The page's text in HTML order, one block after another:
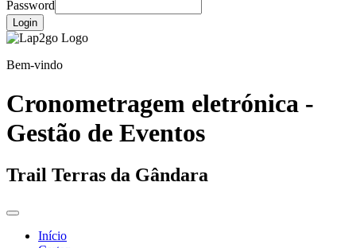
Password
Login
Bem-vindo
Cronometragem eletrónica -
Gestão de Eventos
Trail Terras da Gândara
Início